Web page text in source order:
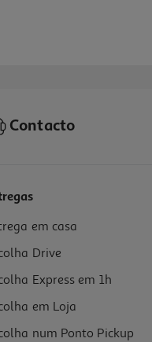
Contacto
em casa
Drive
Express em 1h
em Loja
num Ponto Pickup